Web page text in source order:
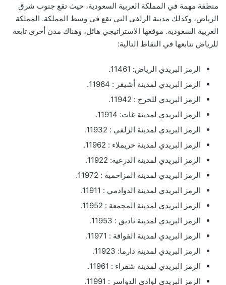
منطقة مهمة في المملكة العربية السعودية، حيث تقع جنوب شرق
الرياض، وكذلك مدينة الزلفي التي تقع في وسط المملكة. المملكة
العربية السعودية. موقعها الاستراتيجي هائل، وهناك مدن أخرى تابعة
للرياض نتابعها في النقاط التالية:
الرمز البريدي الرياض: 11461.
الرمز البريدي لمدينة أشيقر : 11964.
الرمز البريدي للخرج : 11942.
الرمز البريدي لمدينة غات: 11914.
الرمز البريدي لمدينة الزلفي : 11932.
الرمز البريدي لمدينة حريملاء : 11962.
الرمز البريدي لمدينة الدرعية: 11922.
الرمز البريدي لمدينة المزاحمية : 11972.
الرمز البريدي لمدينة الدوادمي : 11911.
الرمز البريدي لمدينة المجمعة : 11952.
الرمز البريدي لمدينة ثاديق : 11953.
الرمز البريدي لمدينة القواقة : 11971.
الرمز البريدي لمدينة دارما: 11923.
الرمز البريدي لمدينة شقراء : 11961.
الرمز البريدي لوادي الدواسر : 11991.